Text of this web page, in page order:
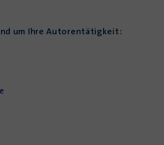
um Ihre Autorentätigkeit: